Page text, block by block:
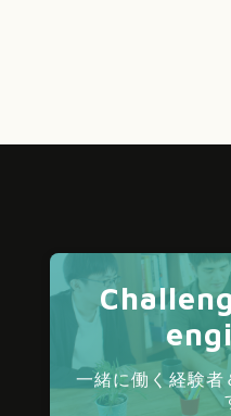
一緒に働く経験